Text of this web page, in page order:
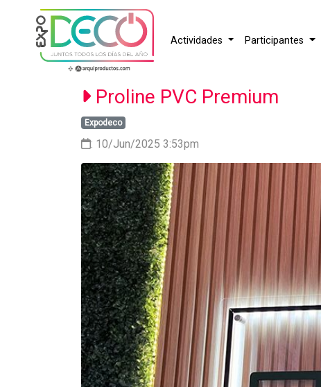
Actividades Participantes
Proline PVC Premium
Expodeco
: 10/Jun/2025 3:53pm